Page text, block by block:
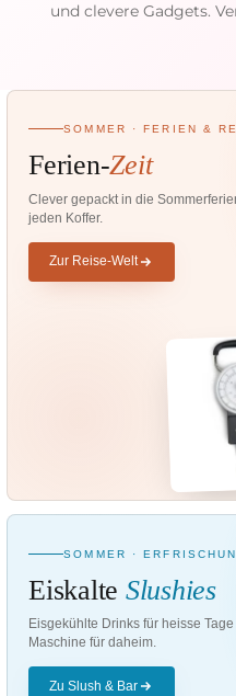
und clevere Gadgets.
SOMMER · FERIEN &
Ferien-Zeit
Clever gepackt in die
jeden Koffer.
Zur Reise-Welt
SOMMER ·
Eiskalte Slushies
Eisgekühlte Drinks für heisse
Maschine für daheim.
Zu Slush & Bar